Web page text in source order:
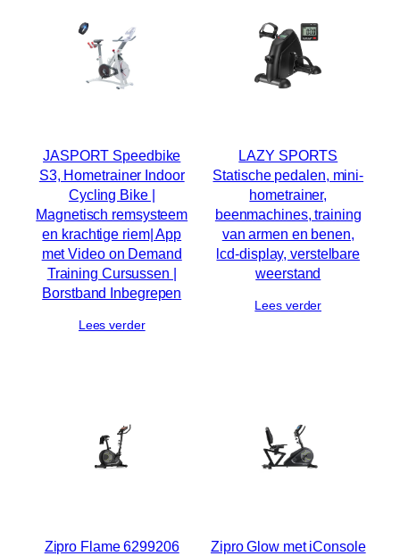
JASPORT Speedbike
S3, Hometrainer Indoor
Cycling Bike |
Magnetisch remsysteem
en krachtige riem| App
met Video on Demand
Training Cursussen |
Borstband Inbegrepen
Lees verder
LAZY SPORTS
Statische pedalen, mini-
hometrainer,
beenmachines, training
van armen en benen,
lcd-display, verstelbare
weerstand
Lees verder
Zipro Flame 6299206
Zipro Glow met iConsole